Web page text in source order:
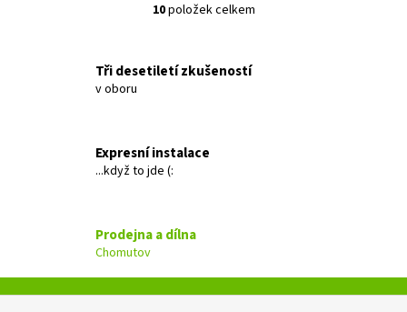
O
l
á
í
v
ý
10položek celkem
Tři desetiletí zkušeností
v oboru
Expresní instalace
...když to jde (:
Prodejna a dílna
Chomutov